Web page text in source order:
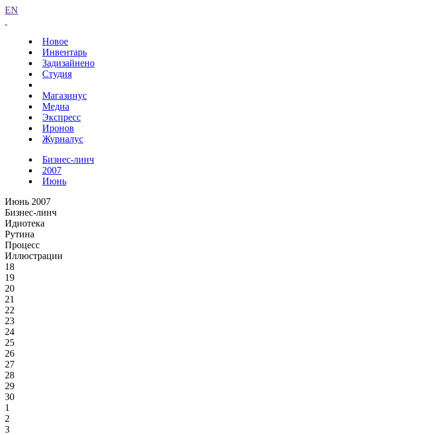
EN
Новое
Инвентарь
Задизайнено
Студия
Магазинус
Медиа
Экспресс
Иронов
Журналус
Бизнес-линч
2007
Июнь
Июнь 2007
Бизнес-линч
Идиотека
Рутина
Процесс
Иллюстрации
18
19
20
21
22
23
24
25
26
27
28
29
30
1
2
3